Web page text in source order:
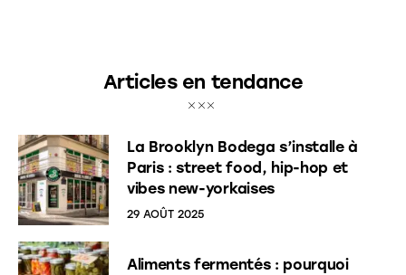
Articles en tendance
La Brooklyn Bodega s’installe à
Paris : street food, hip-hop et
vibes new-yorkaises
29 AOÛT 2025
Aliments fermentés : pourquoi